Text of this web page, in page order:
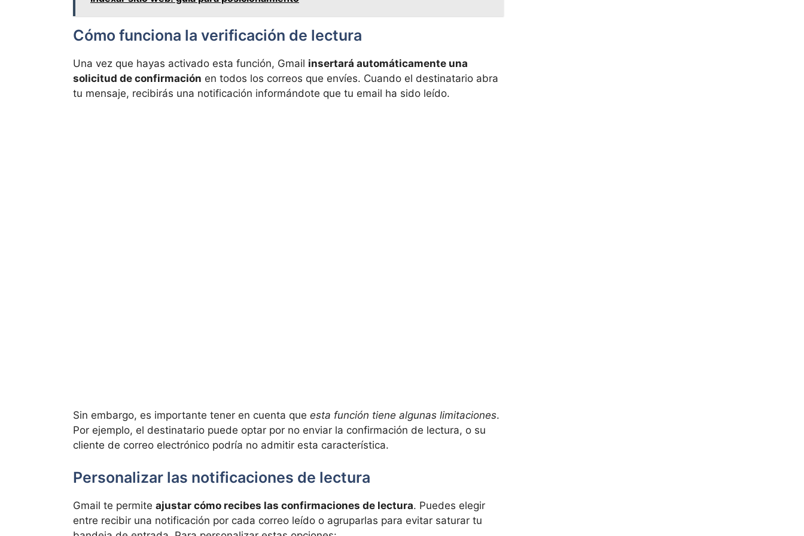
Cómo funciona la verificación de lectura
Una vez que hayas activado esta función, Gmail insertará automáticamente una
solicitud de confirmación en todos los correos que envíes. Cuando el destinatario abra
tu mensaje, recibirás una notificación informándote que tu email ha sido leído.
Sin embargo, es importante tener en cuenta que esta función tiene algunas limitaciones.
Por ejemplo, el destinatario puede optar por no enviar la confirmación de lectura, o su
cliente de correo electrónico podría no admitir esta característica.
Personalizar las notificaciones de lectura
Gmail te permite ajustar cómo recibes las confirmaciones de lectura. Puedes elegir
entre recibir una notificación por cada correo leído o agruparlas para evitar saturar tu